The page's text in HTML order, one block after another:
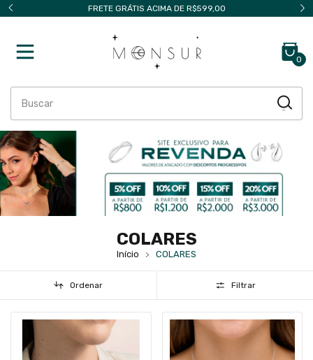
PEDIDO MÍNIMO DE APENAS R$299,00
0
COLARES
Início COLARES
Ordenar Filtrar